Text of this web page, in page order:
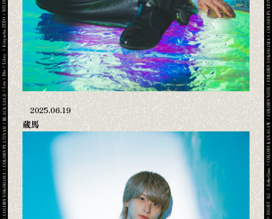
2025.06.19
蔵馬